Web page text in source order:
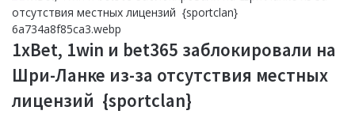
1xBet, 1win и bet365 заблокировали на
Шри-Ланке из-за отсутствия местных
лицензий {sportclan}